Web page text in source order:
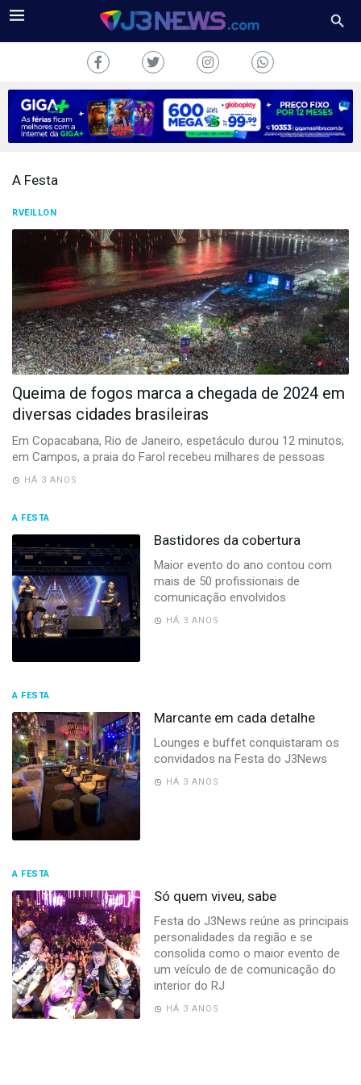
FALE
CONOSCO
Copyright
2024
por
Hesea
Sistemas
A Festa
RVEILLON
Queima de fogos marca a chegada de 2024 em
diversas cidades brasileiras
Em Copacabana, Rio de Janeiro, espetáculo durou 12 minutos;
em Campos, a praia do Farol recebeu milhares de pessoas
HÁ 3 ANOS
A FESTA
Bastidores da cobertura
Maior evento do ano contou com
mais de 50 profissionais de
comunicação envolvidos
HÁ 3 ANOS
A FESTA
Marcante em cada detalhe
Lounges e buffet conquistaram os
convidados na Festa do J3News
HÁ 3 ANOS
A FESTA
Só quem viveu, sabe
Festa do J3News reúne as principais
personalidades da região e se
consolida como o maior evento de
um veículo de de comunicação do
interior do RJ
HÁ 3 ANOS